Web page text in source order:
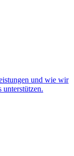
wir Ihre Projekte
wie wir Sie